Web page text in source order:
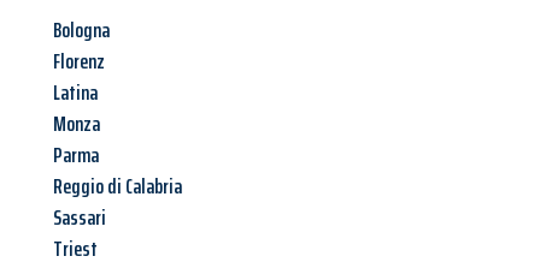
Bologna
Florenz
Latina
Monza
Parma
Reggio di Calabria
Sassari
Triest